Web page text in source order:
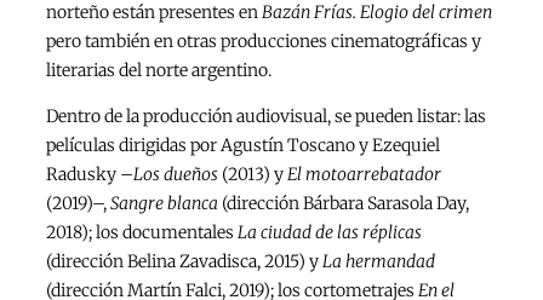
norteño están presentes enBazán Frías. Elogio del crimen
pero también en otras producciones cinematográficas y
literarias del norte argentino.
Dentro de la producción audiovisual, se pueden listar: las
películas dirigidas por Agustín Toscano y Ezequiel
Radusky –Los dueños (2013) yEl motoarrebatador
(2019)–,Sangre blanca (dirección Bárbara Sarasola Day,
2018); los documentales La ciudad de las réplicas
(dirección Belina Zavadisca, 2015) yLa hermandad
(dirección Martín Falci, 2019); los cortometrajes En el